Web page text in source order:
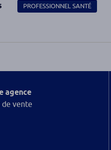
PROFESSIONNEL SANTÉ
agence
de vente